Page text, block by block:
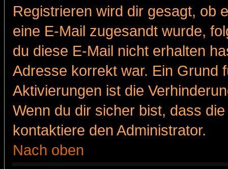
Registrieren wird dir gesagt, ob
eine E-Mail zugesandt wurde,
du diese E-Mail nicht erhalten
Adresse korrekt war. Ein Grund
Aktivierungen ist die
Wenn du dir sicher bist, dass
kontaktiere den Administrator.
Nach oben